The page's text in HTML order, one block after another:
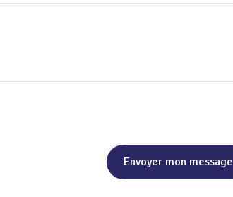
Envoyer mon message